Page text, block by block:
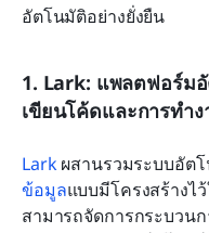
อัตโนมัติอย่างยั่งยืน
1. Lark: แพลตฟอร์ม
เขียนโค้ดและการทำ
Lark ผสานรวมระบบอัต
ข้อมูลแบบมีโครงสร้างไ
สามารถจัดการกระบวน